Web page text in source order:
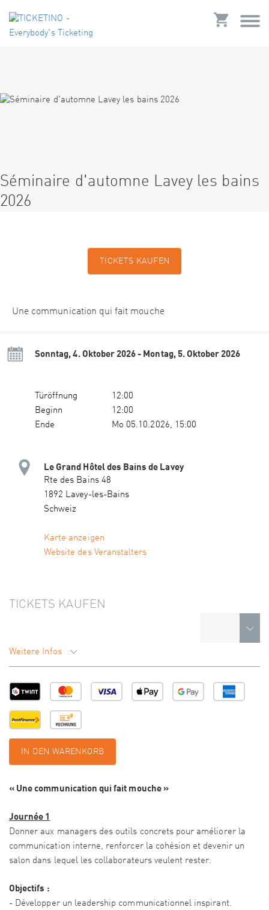
Séminaire d'automne Lavey les bains
2026
TICKETS KAUFEN
Une communication qui fait mouche
Sonntag, 4. Oktober 2026 - Montag, 5. Oktober 2026
Türöffnung
12:00
Beginn
12:00
Ende
Mo 05.10.2026, 15:00
Le Grand Hôtel des Bains de Lavey
Rte des Bains 48
1892 Lavey-les-Bains
Schweiz
Karte anzeigen
Website des Veranstalters
TICKETS KAUFEN
Weitere Infos
IN DEN WARENKORB
« Une communication qui fait mouche »
Journée 1
Donner aux managers des outils concrets pour améliorer la
communication interne, renforcer la cohésion et devenir un
salon dans lequel les collaborateurs veulent rester.
Objectifs :
- Développer un leadership communicationnel inspirant.